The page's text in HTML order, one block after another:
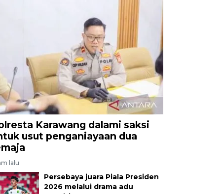
Karawang dalami saksi
usut penganiayaan dua
lalu
Persebaya juara Piala Presiden
2026 melalui drama adu